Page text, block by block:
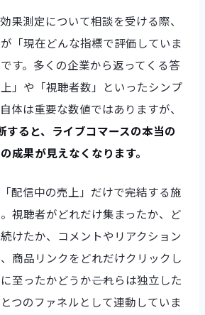
果測定について相談を受ける際、
「現在どんな指標で評価していま
す。多くの企業から返ってくる答
」や「視聴者数」といったシンプ
体は重要な数値ではありますが、
すると、ライブコマースの本当の
成果が見えなくなります。
配信中の売上」だけで完結する施
視聴者がどれだけ集まったか、ど
けたか、コメントやリアクション
商品リンクをどれだけクリックし
至ったかどうか――これらは独立した
つのファネルとして連動していま